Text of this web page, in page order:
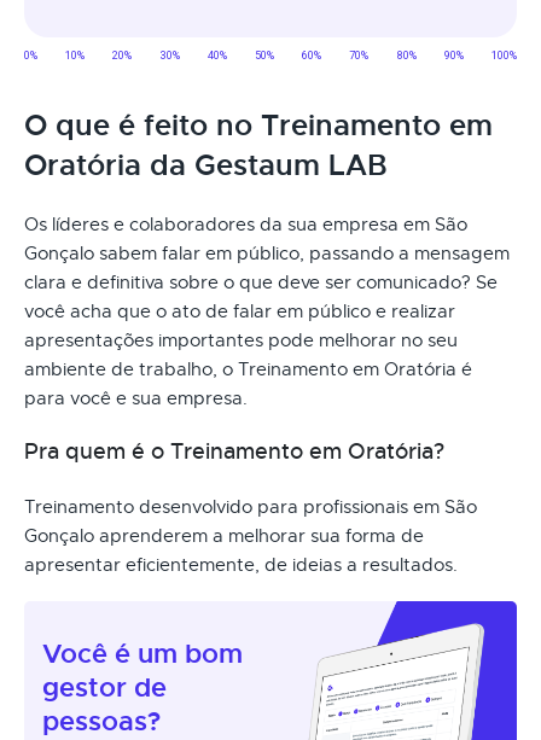
O que é feito no Treinamento em
Oratória da Gestaum LAB
Os líderes e colaboradores da sua empresa em São
Gonçalo sabem falar em público, passando a mensagem
clara e definitiva sobre o que deve ser comunicado? Se
você acha que o ato de falar em público e realizar
apresentações importantes pode melhorar no seu
ambiente de trabalho, o Treinamento em Oratória é
para você e sua empresa.
Pra quem é o Treinamento em Oratória?
Treinamento desenvolvido para profissionais em São
Gonçalo aprenderem a melhorar sua forma de
apresentar eficientemente, de ideias a resultados.
Você é um bom
gestor de
pessoas?